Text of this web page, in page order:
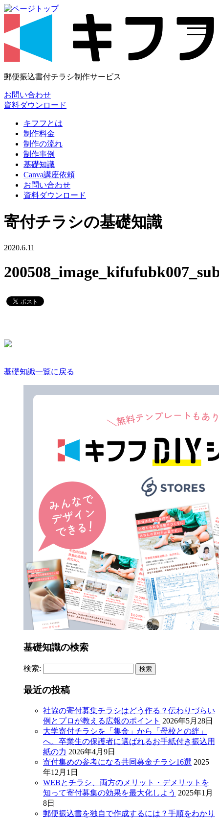
郵便振込書付チラシ制作サービス
お問い合わせ
資料ダウンロード
キフフとは
制作料金
制作の流れ
制作事例
基礎知識
Canva講座依頼
お問い合わせ
資料ダウンロード
寄付チラシの基礎知識
2020.6.11
基礎知識一覧に戻る
基礎知識の検索
検索:
最近の投稿
社協の寄付募集チラシはどう作る？伝わりづらい
例とプロが教える広報のポイント 2026年5月28日
大学寄付チラシを「集金」から「母校との絆」
へ。卒業生の保護者に選ばれるお手紙付き振込用
紙の力 2026年4月9日
寄付集めの参考になる共同募金チラシ16選 2025
年12月1日
WEBとチラシ、両方のメリット・デメリットを
知って寄付募集の効果を最大化しよう 2025年1月
8日
郵便振込書を独自で作成するには？手順をわかり